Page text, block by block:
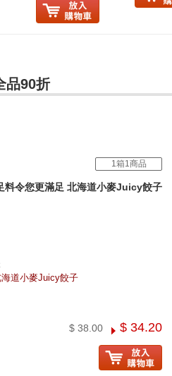
品90折
1箱1商品
料令您更滿足 北海道小麥Juicy餃子
道小麥Juicy餃子
$ 38.00 $ 34.20